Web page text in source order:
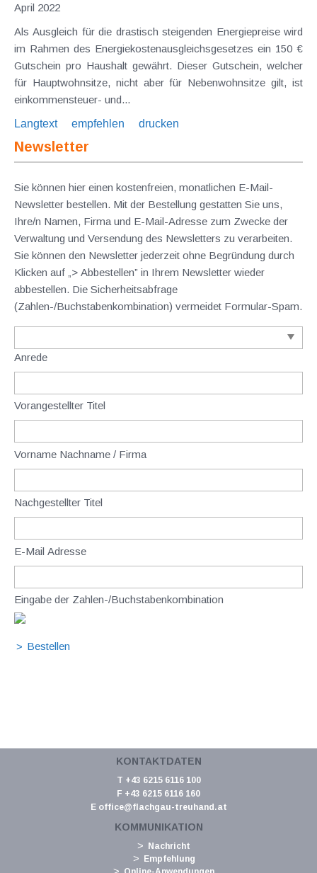
April 2022
Als Ausgleich für die drastisch steigenden Energiepreise wird
im Rahmen des Energiekostenausgleichsgesetzes ein 150 €
Gutschein pro Haushalt gewährt. Dieser Gutschein, welcher
für Hauptwohnsitze, nicht aber für Nebenwohnsitze gilt, ist
einkommensteuer- und...
Langtext
empfehlen drucken
Newsletter
Sie können hier einen kostenfreien, monatlichen E-Mail-
Newsletter bestellen. Mit der Bestellung gestatten Sie uns,
Ihre/n Namen, Firma und E-Mail-Adresse zum Zwecke der
Verwaltung und Versendung des Newsletters zu verarbeiten.
Sie können den Newsletter jederzeit ohne Begründung durch
Klicken auf „> Abbestellen” in Ihrem Newsletter wieder
abbestellen. Die Sicherheitsabfrage
(Zahlen-/Buchstabenkombination) vermeidet Formular-Spam.
Anrede
Vorangestellter Titel
Vorname Nachname / Firma
Nachgestellter Titel
E-Mail Adresse
Eingabe der Zahlen-/Buchstabenkombination
KONTAKTDATEN
T +43 6215 6116 100
F +43 6215 6116 160
E office@flachgau-treuhand.at
KOMMUNIKATION
Nachricht
Empfehlung